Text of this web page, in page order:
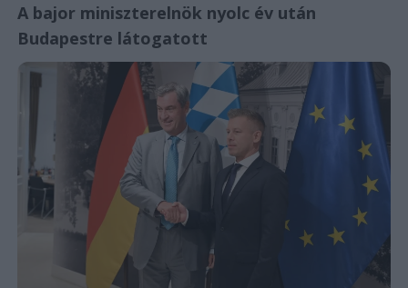
A bajor miniszterelnök nyolc év után
Budapestre látogatott